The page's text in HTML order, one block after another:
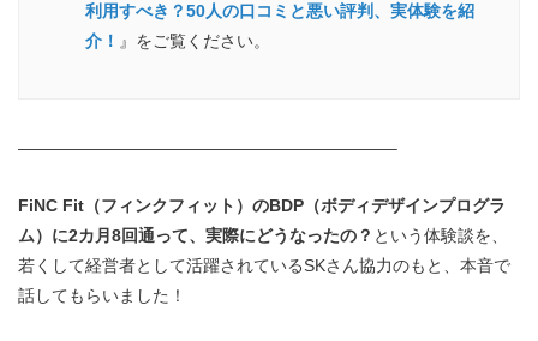
利用すべき？50人の口コミと悪い評判、実体験を紹
介！ 』をご覧ください。
——————————————————————–
FiNC Fit（フィンクフィット）のBDP（ボディデザインプログラ
ム）に2カ月8回通って、実際にどうなったの？ という体験談を、
若くして経営者として活躍されているSKさん協力のもと、本音で
話してもらいました！